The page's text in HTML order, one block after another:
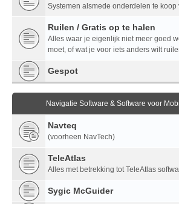
Systemen alsmede onderdelen te koop
Ruilen / Gratis op te halen
Alles waar je eigenlijk niet meer goed
moet, of wat je voor iets anders wilt
Gespot
Navigatie Software & Software voor
Navteq
(voorheen NavTech)
TeleAtlas
Alles met betrekking tot TeleAtlas
Sygic McGuider